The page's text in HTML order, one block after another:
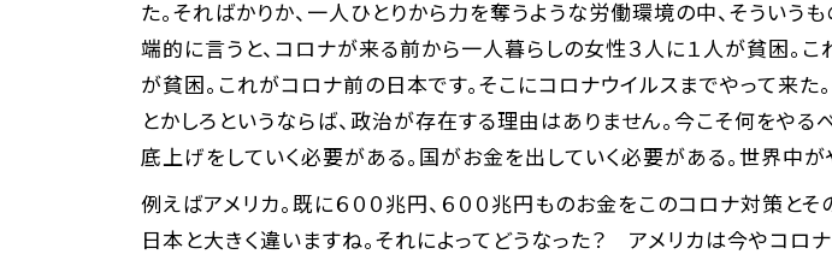
た。そればかりか、一人ひとりから力を奪うような労働環境の中、そうい
端的に言うと、コロナが来る前から一人暮らしの女性３人に１人が貧困。
が貧困。これがコロナ前の日本です。そこにコロナウイルスまでやって来
とかしろというならば、政治が存在する理由はありません。今こそ何をや
底上げをしていく必要がある。国がお金を出していく必要がある。世界中が
例えばアメリカ。既に６００兆円、６００兆円ものお金をこのコロナ対策と
日本と大きく違いますね。それによってどうなった？ アメリカは今やコロ